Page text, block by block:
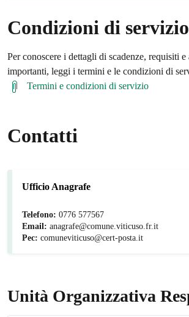
Condizioni di servizio
Per conoscere i dettagli di scadenze, requisiti
importanti, leggi i termini e le condizioni di
Termini e condizioni di servizio
Contatti
Ufficio Anagrafe
Telefono: 0776 577567
Email: anagrafe@comune.viticuso.fr.it
Pec: comuneviticuso@cert-posta.it
Unità Organizzativa